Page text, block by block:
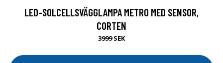
LED-SOLCELLSVÄGGLAMPA METRO MED SENSOR,
CORTEN
3999 SEK